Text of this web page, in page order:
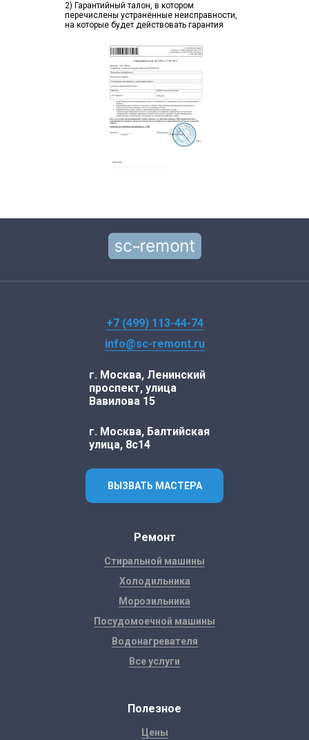
2) Гарантийный талон, в котором
перечислены устранённые неисправности,
на которые будет действовать гарантия
+7 (499) 113-44-74
info@sc-remont.ru
г. Москва, Ленинский
проспект, улица
Вавилова 15
г. Москва, Балтийская
улица, 8с14
ВЫЗВАТЬ МАСТЕРА
Ремонт
Стиральной машины
Холодильника
Морозильника
Посудомоечной машины
Водонагревателя
Все услуги
Полезное
Цены